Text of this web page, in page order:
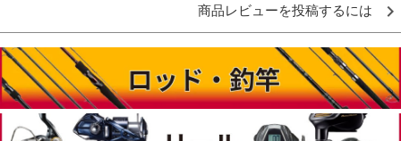
商品レビューを投稿するには